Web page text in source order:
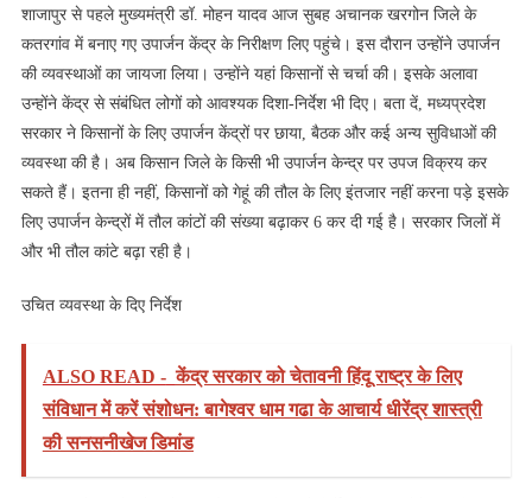
शाजापुर से पहले मुख्यमंत्री डॉ. मोहन यादव आज सुबह अचानक खरगोन जिले के
कतरगांव में बनाए गए उपार्जन केंद्र के निरीक्षण लिए पहुंचे। इस दौरान उन्होंने उपार्जन
की व्यवस्थाओं का जायजा लिया। उन्होंने यहां किसानों से चर्चा की। इसके अलावा
उन्होंने केंद्र से संबंधित लोगों को आवश्यक दिशा-निर्देश भी दिए। बता दें, मध्यप्रदेश
सरकार ने किसानों के लिए उपार्जन केंद्रों पर छाया, बैठक और कई अन्य सुविधाओं की
व्यवस्था की है। अब किसान जिले के किसी भी उपार्जन केन्द्र पर उपज विक्रय कर
सकते हैं। इतना ही नहीं, किसानों को गेहूं की तौल के लिए इंतजार नहीं करना पड़े इसके
लिए उपार्जन केन्द्रों में तौल कांटों की संख्या बढ़ाकर 6 कर दी गई है। सरकार जिलों में
और भी तौल कांटे बढ़ा रही है।
उचित व्यवस्था के दिए निर्देश
ALSO READ - केंद्र सरकार को चेतावनी हिंदू राष्ट्र के लिए
संविधान में करें संशोधन: बागेश्वर धाम गढा के आचार्य धीरेंद्र शास्त्री
की सनसनीखेज ड‍िमांड